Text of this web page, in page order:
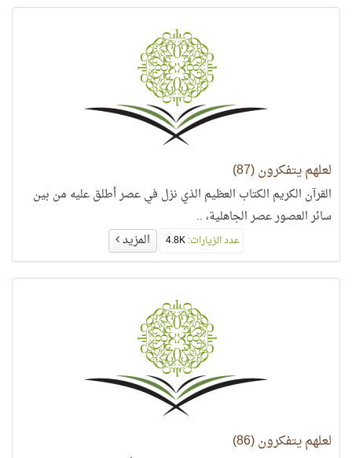
لعلهم يتفكرون (87)
القرآن الكريم الكتاب العظيم الذي نزل في عصر أطلق عليه من بين
سائر العصور عصر الجاهلية، ..
عدد الزيارات: المزيد
لعلهم يتفكرون (86)